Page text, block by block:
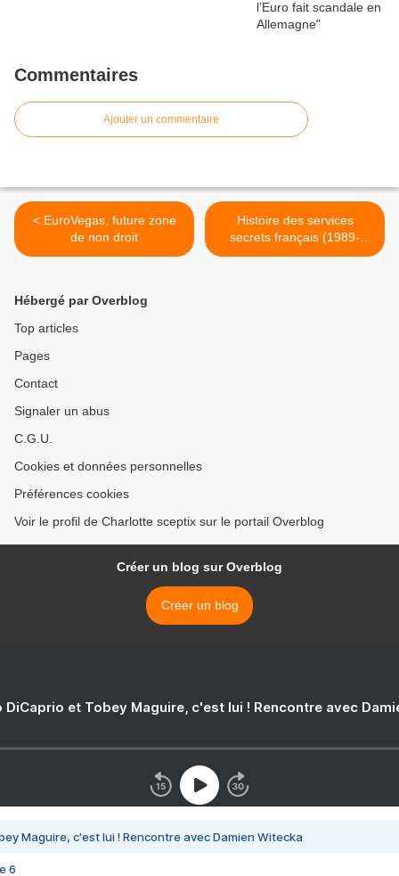
Commentaires
Ajouter un commentaire
< EuroVegas, future zone
de non droit
Histoire des services
secrets français (1989-
2009) >
Hébergé par Overblog
Top articles
Pages
Contact
Signaler un abus
C.G.U.
Cookies et données personnelles
Préférences cookies
Voir le profil de Charlotte sceptix sur le portail Overblog
Créer un blog sur Overblog
Créer un blog
DiCaprio et Tobey Maguire, c'est lui ! Rencontre avec
Maguire, c'est lui ! Rencontre avec Damien Witecka
6